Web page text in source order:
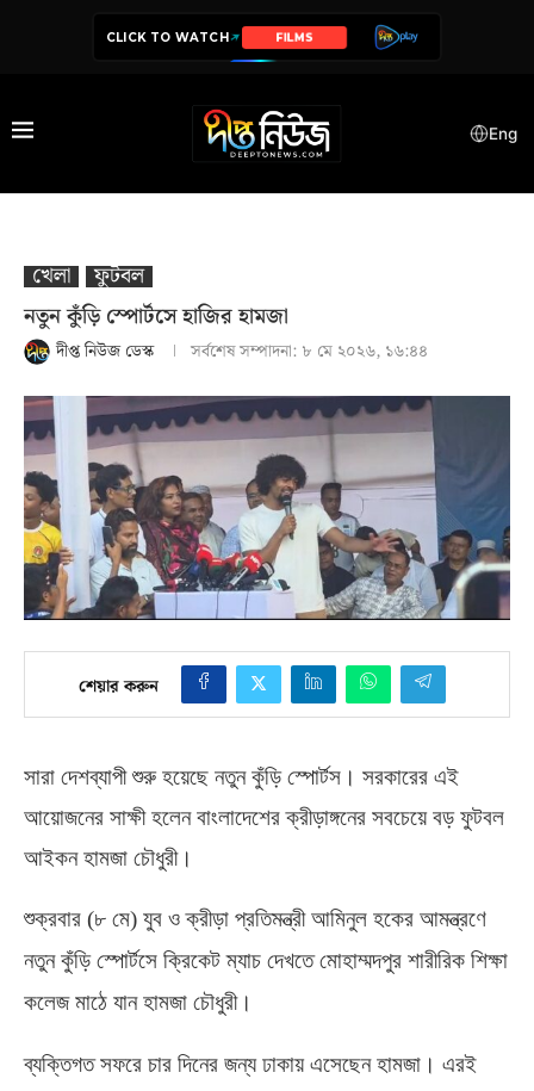
CLICK TO WATCH SERIES
Eng
খেলা
ফুটবল
নতুন কুঁড়ি স্পোর্টসে হাজির হামজা
দীপ্ত নিউজ ডেস্ক সর্বশেষ সম্পাদনা: ৮ মে ২০২৬, ১৬:৪৪
শেয়ার করুন
সারা দেশব্যাপী শুরু হয়েছে নতুন কুঁড়ি স্পোর্টস। সরকারের এই
আয়োজনের সাক্ষী হলেন বাংলাদেশের ক্রীড়াঙ্গনের সবচেয়ে বড় ফুটবল
আইকন হামজা চৌধুরী।
শুক্রবার (৮ মে) যুব ও ক্রীড়া প্রতিমন্ত্রী আমিনুল হকের আমন্ত্রণে
নতুন কুঁড়ি স্পোর্টসে ক্রিকেট ম্যাচ দেখতে মোহাম্মদপুর শারীরিক শিক্ষা
কলেজ মাঠে যান হামজা চৌধুরী।
ব্যক্তিগত সফরে চার দিনের জন্য ঢাকায় এসেছেন হামজা। এরই